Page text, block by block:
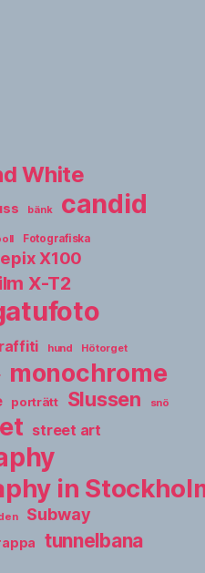
White
bänk candid
Fotografiska
X100
X-T2
hund Hötorget
monochrome
porträtt Slussen snö
street art
in
Subway
tunnelbana